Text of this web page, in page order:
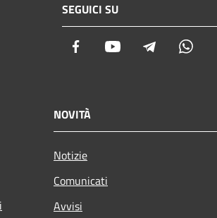
SEGUICI SU
Facebook Youtube Telegram
NOVITÀ
Notizie
Comunicati
Avvisi